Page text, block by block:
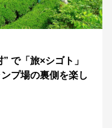
で「旅×シゴト」
プ場の裏側を楽し